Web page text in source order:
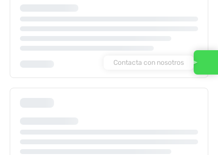
Contacta con nosotros